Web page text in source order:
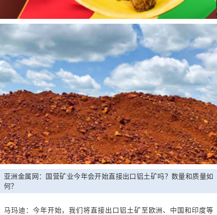
亚洲金属网：国营矿业今年会开始直接出口铝土矿吗？数量和质量如
何？
马玛迪：今年开始，我们将直接出口铝土矿至欧洲、中国和印度等